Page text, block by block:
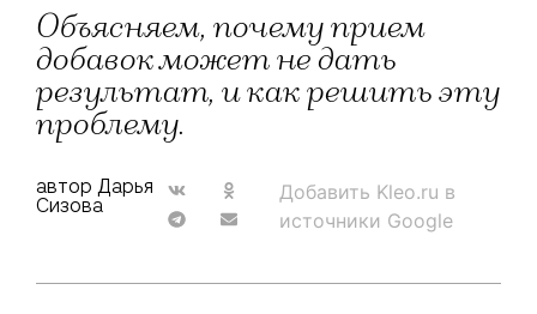
Объясняем, почему прием
добавок может не дать
результат, и как решить эту
проблему.
автор Дарья
Сизова
Добавить Kleo.ru в
источники Google